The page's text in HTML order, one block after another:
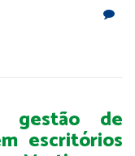
gestão de
escritórios